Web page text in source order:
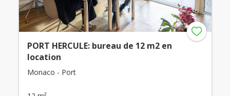
PORT HERCULE: bureau de 12 m2 en
location
Monaco - Port